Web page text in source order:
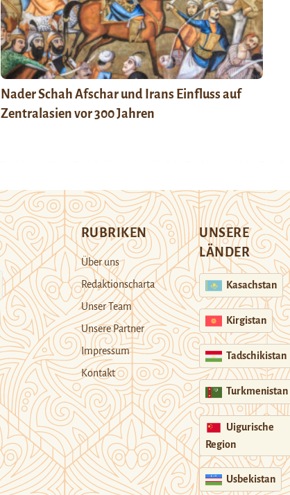
Nader Schah Afschar und Irans Einfluss auf
Zentralasien vor 300 Jahren
RUBRIKEN
Über uns
Redaktionscharta
Unser Team
Unsere Partner
Impressum
Kontakt
UNSERE
LÄNDER
Kasachstan
Kirgistan
Tadschikistan
Turkmenistan
Uigurische
Region
Usbekistan